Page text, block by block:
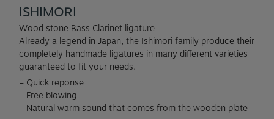
ISHIMORI
Wood stone Bass Clarinet ligature
Already a legend in Japan, the Ishimori family produce their
completely handmade ligatures in many different varieties
guaranteed to fit your needs.
– Quick reponse
– Free blowing
– Natural warm sound that comes from the wooden plate